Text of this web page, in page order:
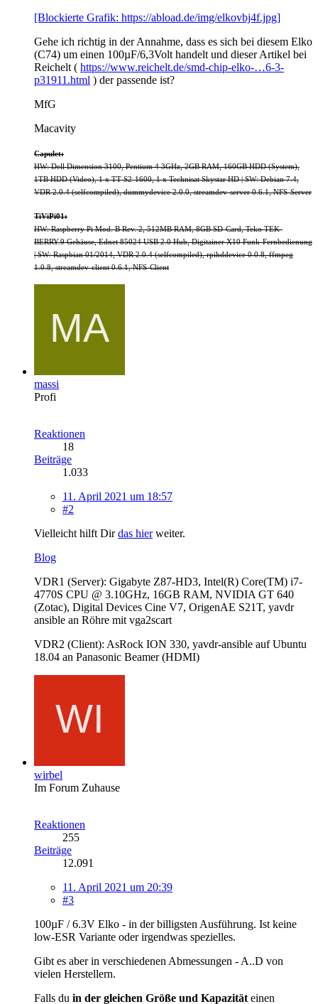
[Blockierte Grafik: https://abload.de/img/elkovbj4f.jpg]
Gehe ich richtig in der Annahme, dass es sich bei diesem Elko
(C74) um einen 100µF/6,3Volt handelt und dieser Artikel bei
Reichelt ( https://www.reichelt.de/smd-chip-elko-…6-3-
p31911.html ) der passende ist?
MfG
Macavity
Capulet:
HW: Dell Dimension 3100, Pentium 4 3GHz, 2GB RAM, 160GB HDD (System),
1TB HDD (Video), 1 x TT S2-1600, 1 x Technisat Skystar HD | SW: Debian 7.4,
VDR 2.0.4 (selfcompiled), dummydevice 2.0.0, streamdev-server 0.6.1, NFS-Server
TiViPi01:
HW: Raspberry Pi Mod. B Rev. 2, 512MB RAM, 8GB SD-Card, Teko TEK-
BERRY.9 Gehäuse, Ednet 85024 USB 2.0 Hub, Digitainer X10 Funk-Fernbedienung
| SW: Raspbian 01/2014, VDR 2.0.4 (selfcompiled), rpihddevice 0.0.8, ffmpeg
1.0.8, streamdev-client 0.6.1, NFS-Client
massi
Profi
Reaktionen
18
Beiträge
1.033
11. April 2021 um 18:57
#2
Vielleicht hilft Dirdas hierweiter.
Blog
VDR1 (Server): Gigabyte Z87-HD3, Intel(R) Core(TM) i7-
4770S CPU @ 3.10GHz, 16GB RAM, NVIDIA GT 640
(Zotac), Digital Devices Cine V7, OrigenAE S21T, yavdr
ansible an Röhre mit vga2scart
VDR2 (Client): AsRock ION 330, yavdr-ansible auf Ubuntu
18.04 an Panasonic Beamer (HDMI)
wirbel
Im Forum Zuhause
Reaktionen
255
Beiträge
12.091
11. April 2021 um 20:39
#3
100µF / 6.3V Elko - in der billigsten Ausführung. Ist keine
low-ESR Variante oder irgendwas spezielles.
Gibt es aber in verschiedenen Abmessungen - A..D von
vielen Herstellern.
Falls du in der gleichen Größe und Kapazität einen